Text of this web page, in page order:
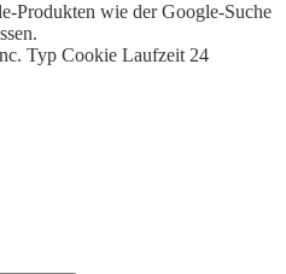
Produkten wie der Google-Suche
Typ Cookie Laufzeit 24